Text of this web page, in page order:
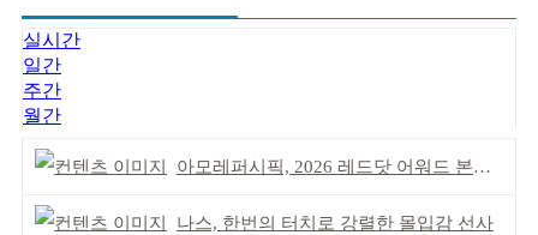
실시간
일간
주간
월간
아모레퍼시픽, 2026 레드닷 어워드 본상 2개 수상
나스, 한번의 터치로 강렬한 몰입감 선사